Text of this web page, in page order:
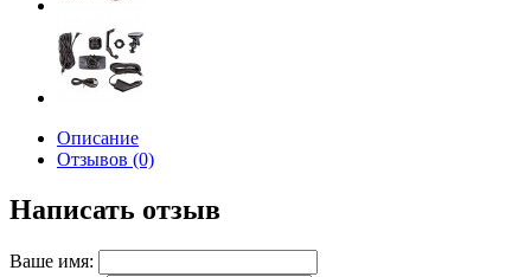
Описание
Отзывов (0)
Написать отзыв
Ваше имя: